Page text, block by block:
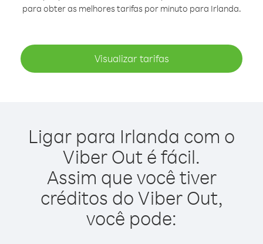
para obter as melhores tarifas por minuto para Irlanda.
Visualizar tarifas
Ligar para Irlanda com o
Viber Out é fácil.
Assim que você tiver
créditos do Viber Out,
você pode: